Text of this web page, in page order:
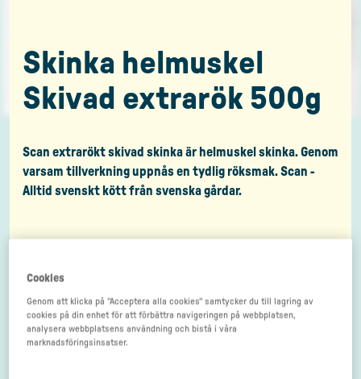
Skinka helmuskel
Skivad extrarök 500g
Scan extrarökt skivad skinka är helmuskel skinka. Genom
varsam tillverkning uppnås en tydlig röksmak. Scan -
Alltid svenskt kött från svenska gårdar.
Cookies
Genom att klicka på "Acceptera alla cookies" samtycker du till lagring av
cookies på din enhet för att förbättra navigeringen på webbplatsen,
analysera webbplatsens användning och bistå i våra
marknadsföringsinsatser.